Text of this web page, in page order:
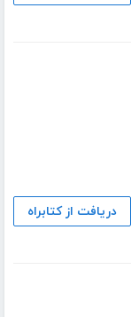
دریافت از کتابراه